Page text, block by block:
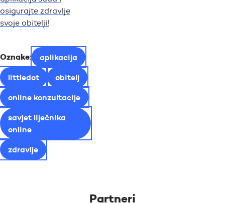
osigurajte zdravlje
svoje obitelji!
Oznake:
aplikacija
littledot
obitelj
online konzultacije
savjet liječnika
online
zdravlje
Partneri